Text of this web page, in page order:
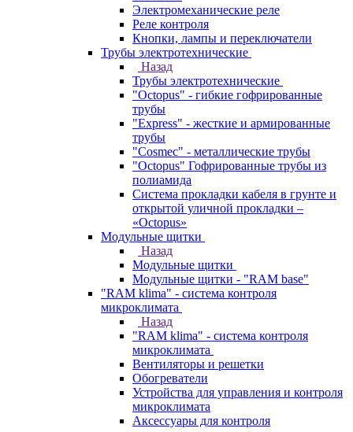
Электромеханические реле
Реле контроля
Кнопки, лампы и переключатели
Трубы электротехнические
Назад
Трубы электротехнические
"Octopus" - гибкие гофрированные
трубы
"Express" - жесткие и армированные
трубы
"Cosmec" - металлические трубы
"Octopus" Гофрированные трубы из
полиамида
Система прокладки кабеля в грунте и
открытой уличной прокладки –
«Octopus»
Модульные щитки
Назад
Модульные щитки
Модульные щитки - "RAM base"
"RAM klima" - система контроля
микроклимата
Назад
"RAM klima" - система контроля
микроклимата
Вентиляторы и решетки
Обогреватели
Устройства для управления и контроля
микроклимата
Аксессуары для контроля